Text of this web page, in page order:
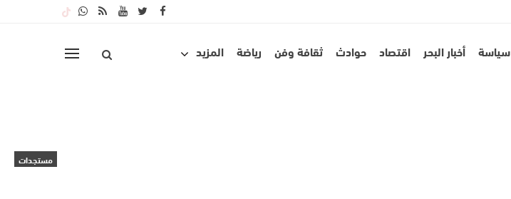
سياسة أخبار البحر اقتصاد حوادث ثقافة وفن رياضة المزيد
مستجدات